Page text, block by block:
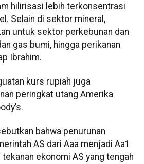
hilirisasi lebih terkonsentrasi
Selain di sektor mineral,
untuk sektor perkebunan dan
gas bumi, hingga perikanan
Ibrahim.
kurs rupiah juga
peringkat utang Amerika
bahwa penurunan
AS dari Aaa menjadi Aa1
ekonomi AS yang tengah